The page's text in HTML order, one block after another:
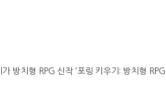
방치형 RPG 신작 ‘포링 키우기: 방치형